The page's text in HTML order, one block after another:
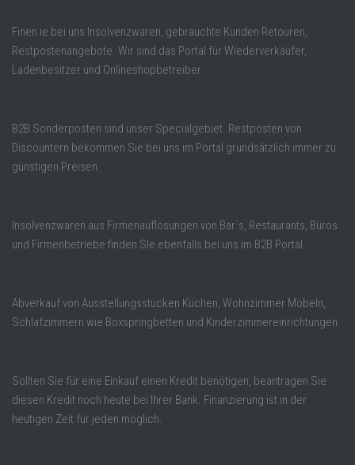
Finen ie bei uns Insolvenzwaren, gebrauchte Kunden Retouren,
Restpostenangebote. Wir sind das Portal für Wiederverkäufer,
Ladenbesitzer und Onlineshopbetreiber.
B2B Sonderposten sind unser Specialgebiet. Restposten von
Discountern bekommen Sie bei uns im Portal grundsätzlich immer zu
günstigen Preisen.
Insolvenzwaren aus Firmenauflösungen von Bar´s, Restaurants, Büros
und Firmenbetriebe finden SIe ebenfalls bei uns im B2B Portal.
Abverkauf von Ausstellungsstücken Küchen, Wohnzimmer Möbeln,
Schlafzimmern wie Boxspringbetten und Kinderzimmereinrichtungen.
Sollten Sie für eine Einkauf einen Kredit benötigen, beantragen Sie
diesen Kredit noch heute bei Ihrer Bank. Finanzierung ist in der
heutigen Zeit für jeden möglich.